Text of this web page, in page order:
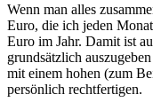
Wenn man alles
Euro, die ich jeden
Euro im Jahr. Damit ist
grundsätzlich
mit einem hohen (zum
persönlich rechtfertigen.